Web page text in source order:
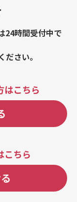
24時間受付中で
さい。
はこちら
こちら